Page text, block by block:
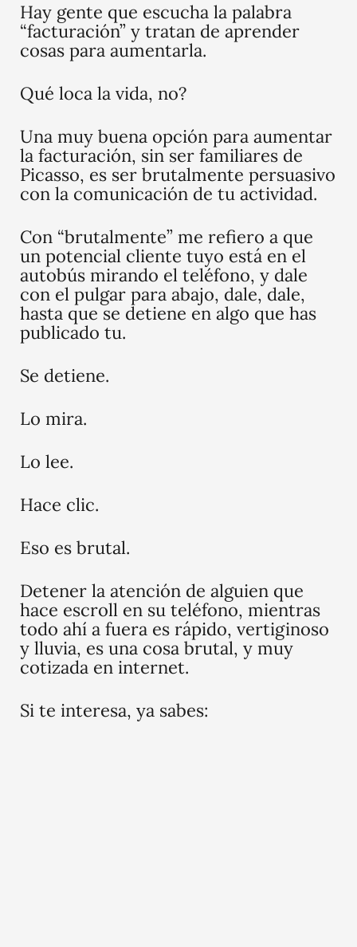
Hay gente que escucha la palabra
“facturación” y tratan de aprender
cosas para aumentarla.
Qué loca la vida, no?
Una muy buena opción para aumentar
la facturación, sin ser familiares de
Picasso, es ser brutalmente persuasivo
con la comunicación de tu actividad.
Con “brutalmente” me refiero a que
un potencial cliente tuyo está en el
autobús mirando el teléfono, y dale
con el pulgar para abajo, dale, dale,
hasta que se detiene en algo que has
publicado tu.
Se detiene.
Lo mira.
Lo lee.
Hace clic.
Eso es brutal.
Detener la atención de alguien que
hace escroll en su teléfono, mientras
todo ahí a fuera es rápido, vertiginoso
y lluvia, es una cosa brutal, y muy
cotizada en internet.
Si te interesa, ya sabes: